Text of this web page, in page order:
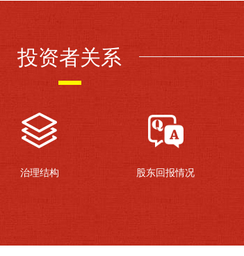
投资者关系
治理结构 股东回报情况